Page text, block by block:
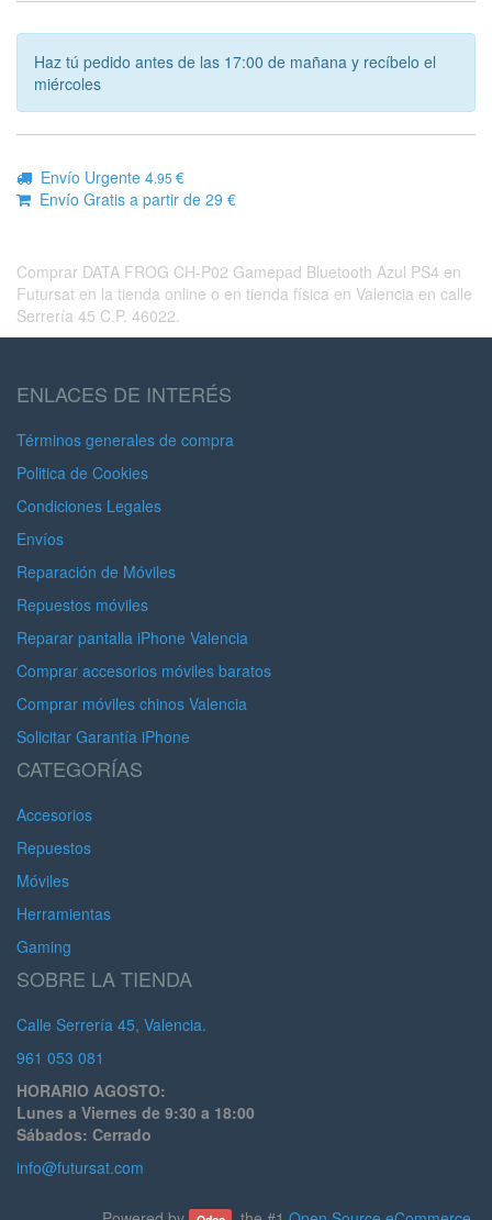
Haz tú pedido antes de las 17:00 de mañana y recíbelo el
miércoles
Envío Urgente 4.95 €
Envío Gratis a partir de 29 €
Comprar DATA FROG CH-P02 Gamepad Bluetooth Azul PS4 en
Futursat en la tienda online o en tienda física en Valencia en calle
Serrería 45 C.P. 46022.
ENLACES DE INTERÉS
Términos generales de compra
Politica de Cookies
Condiciones Legales
Envíos
Reparación de Móviles
Repuestos móviles
Reparar pantalla iPhone Valencia
Comprar accesorios móviles baratos
Comprar móviles chinos Valencia
Solicitar Garantía iPhone
CATEGORÍAS
Accesorios
Repuestos
Móviles
Herramientas
Gaming
SOBRE LA TIENDA
Calle Serrería 45, Valencia.
961 053 081
HORARIO AGOSTO:
Lunes a Viernes de 9:30 a 18:00
Sábados: Cerrado
info@futursat.com